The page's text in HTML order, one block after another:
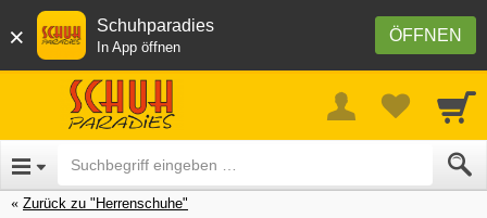
× ÖFFNEN
Schuhparadies
In App öffnen
Zurück zu "Herrenschuhe"